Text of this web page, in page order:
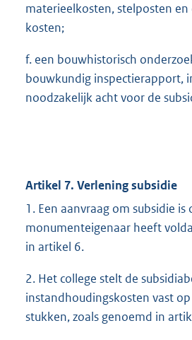
materieelkosten, stelposten en
kosten;
f. een bouwhistorisch
bouwkundig inspectierapport,
noodzakelijk acht voor de
Artikel 7. Verlening subsidie
1. Een aanvraag om subsidie
monumenteigenaar heeft
in artikel 6.
2. Het college stelt de
instandhoudingskosten vast op
stukken, zoals genoemd in